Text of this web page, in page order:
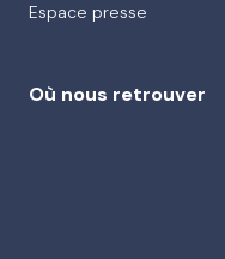
Espace presse
Où nous retrouver